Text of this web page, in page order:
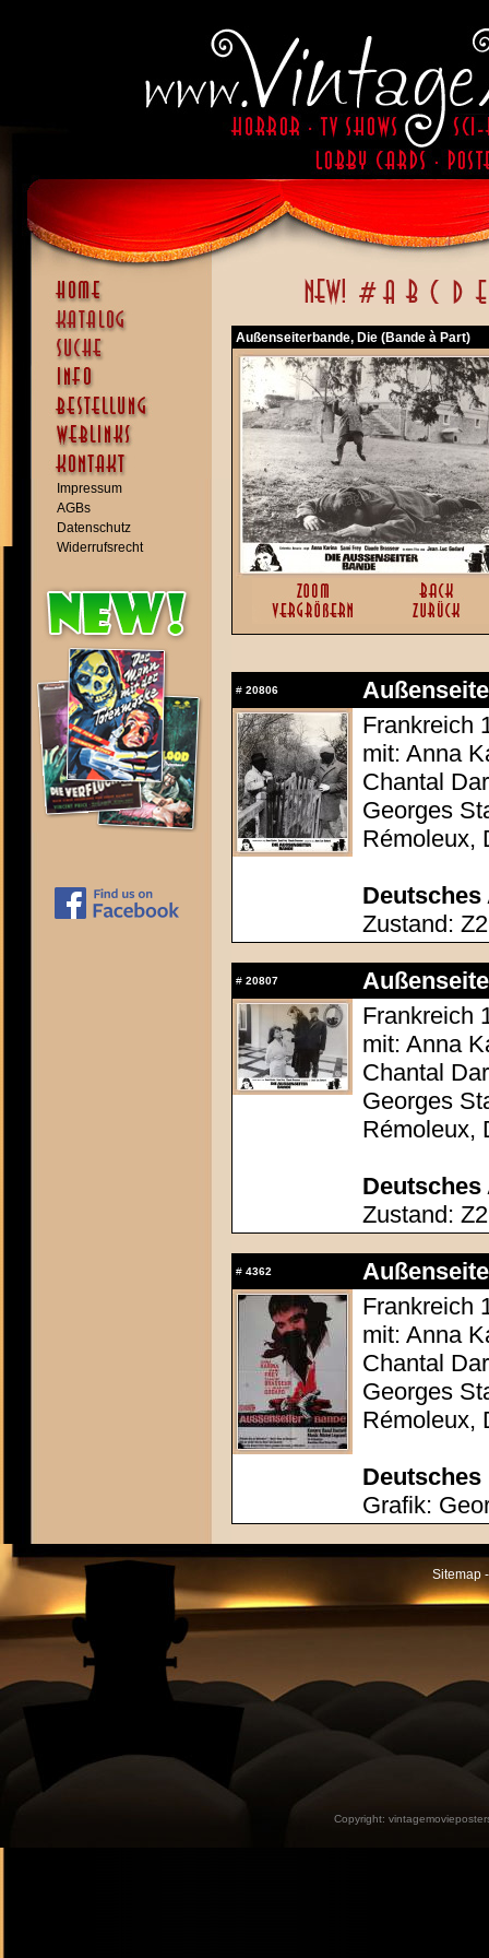
Impressum
AGBs
Datenschutz
Widerrufsrecht
Außenseiterbande, Die (Bande à Part)
# 20806
Frankreich
mit: Anna
Chantal
Georges
Rémoleux,
Deutsches
Zustand: Z2
# 20807
Frankreich
mit: Anna
Chantal
Georges
Rémoleux,
Deutsches
Zustand: Z2
# 4362
Frankreich
mit: Anna
Chantal
Georges
Rémoleux,
Deutsches
Grafik:
Sitemap
Copyright: